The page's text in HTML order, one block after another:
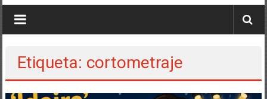
Etiqueta: cortometraje